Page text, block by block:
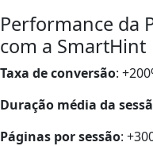
Performance da
com a SmartHint
Taxa de conversão:
Duração média da
Páginas por sessão: